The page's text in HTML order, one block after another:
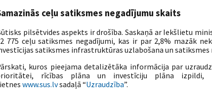
ceļu satiksmes negadījumu skaits
pilsētvides aspekts ir drošība. Saskaņā ar Iekšlietu
775 ceļu satiksmes negadījumi, kas ir par 2,8% mazāk
satiksmes infrastruktūras uzlabošana un satiksmes
kuros pieejama detalizētāka informācija par
rīcības plāna un investīciju plāna izpildi,
www.sus.lvsadaļā “Uzraudzība”.